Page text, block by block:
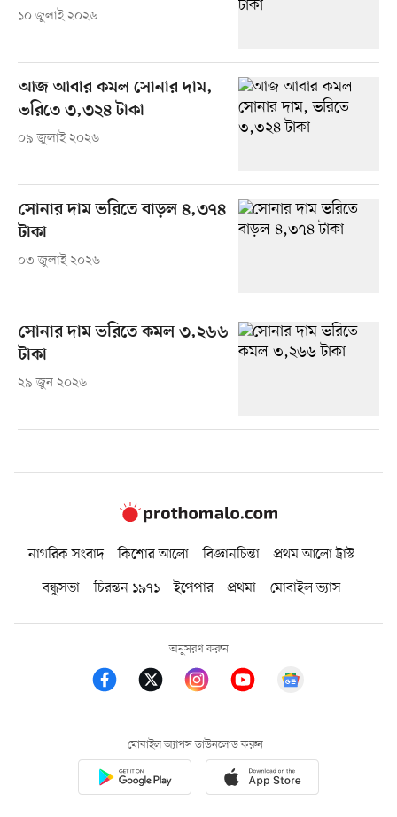
১০ জুলাই ২০২৬
আজ আবার কমল সোনার দাম,
ভরিতে ৩,৩২৪ টাকা
০৯ জুলাই ২০২৬
সোনার দাম ভরিতে বাড়ল ৪,৩৭৪
টাকা
০৩ জুলাই ২০২৬
সোনার দাম ভরিতে কমল ৩,২৬৬
টাকা
২৯ জুন ২০২৬
নাগরিক সংবাদ কিশোর আলো বিজ্ঞানচিন্তা
প্রথম আলো ট্রাস্ট
বন্ধুসভা
চিরন্তন ১৯৭১ ইপেপার প্রথমা মোবাইল ভ্যাস
অনুসরণ করুন
মোবাইল অ্যাপস ডাউনলোড করুন